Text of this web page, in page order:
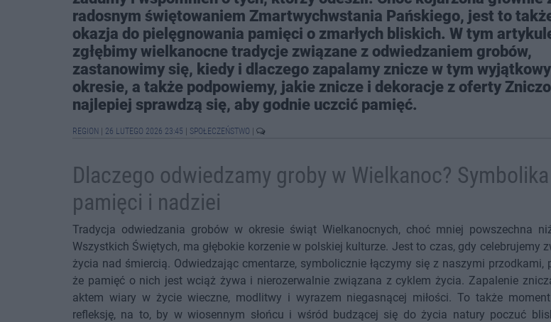
radosnym świętowaniem Zmartwychwstania Pańskiego, jest to
okazja do pielęgnowania pamięci o zmarłych bliskich. W tym
zgłębimy wielkanocne tradycje związane z odwiedzaniem grobów,
zastanowimy się, kiedy i dlaczego zapalamy znicze w tym
okresie, a także podpowiemy, jakie znicze i dekoracje z oferty
najlepiej sprawdzą się, aby godnie uczcić pamięć.
REGION 26 LUTEGO 2026 23:45 SPOŁECZEŃSTWO
Dlaczego odwiedzamy groby w Wielkanoc? Symbolika
pamięci i nadziei
Tradycja odwiedzania grobów w okresie świąt Wielkanocnych, choć mniej powszechna
Wszystkich Świętych, ma głębokie korzenie w polskiej kulturze. Jest to czas, gdy celebrujemy
życia nad śmiercią. Odwiedzając cmentarze, symbolicznie łączymy się z naszymi przodkami,
że pamięć o nich jest wciąż żywa i nierozerwalnie związana z cyklem życia. Zapalenie
aktem wiary w życie wieczne, modlitwy i wyrazem niegasnącej miłości. To także
refleksję, na to, by w wiosennym słońcu i wśród budzącej się do życia natury poczuć